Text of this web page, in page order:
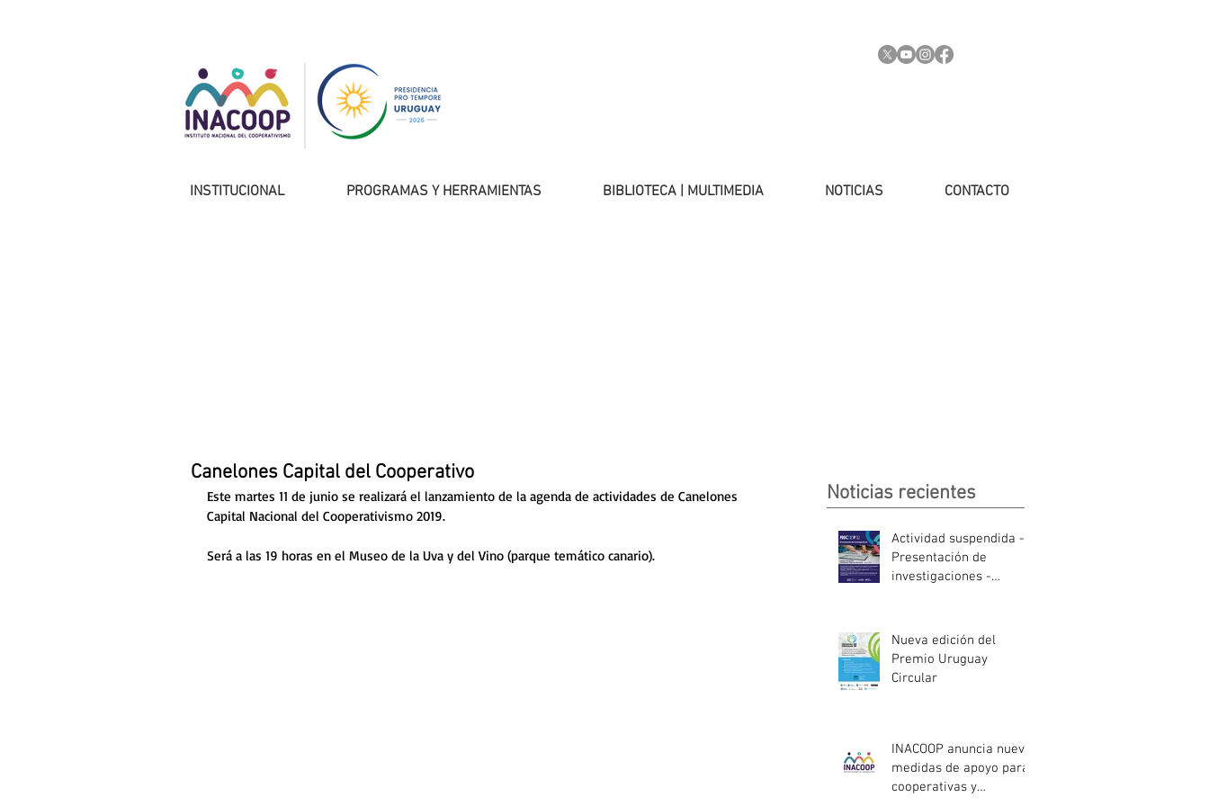
INSTITUCIONAL PROGRAMAS Y HERRAMIENTAS BIBLIOTECA | MULTIMEDIA NOTICIAS CONTACTO
Canelones Capital del Cooperativo
Este martes 11 de junio se realizará el lanzamiento de la agenda de actividades de Canelones
Capital Nacional del Cooperativismo 2019.
Será a las 19 horas en el Museo de la Uva y del Vino (parque temático canario).
Noticias recientes
Actividad suspendida -
Presentación de
investigaciones -
Nueva edición del
Premio Uruguay
Circular
INACOOP anuncia nueve
medidas de apoyo para
cooperativas y